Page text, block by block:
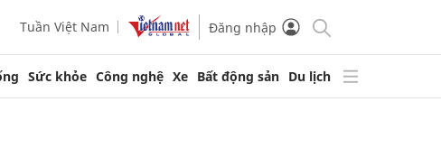
Tuần Việt Nam Đăng nhập
Sức khỏe Công nghệ Xe Bất động sản Du lịch